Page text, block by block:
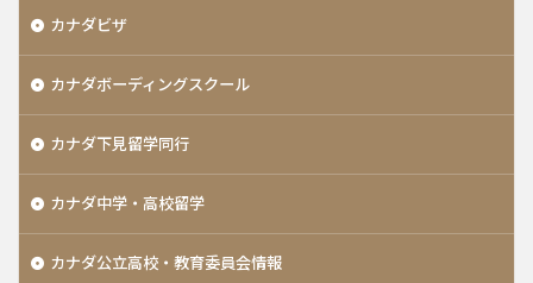
カナダビザ
カナダボーディングスクール
カナダ下見留学同行
カナダ中学・高校留学
カナダ公立高校・教育委員会情報